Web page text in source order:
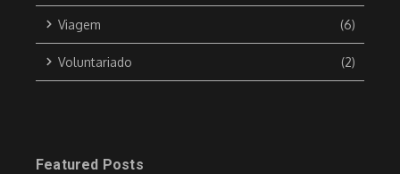
Viagem (6)
Voluntariado (2)
Featured Posts